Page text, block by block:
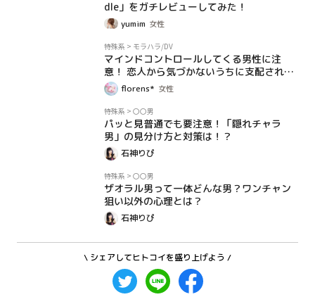
dle」をガチレビューしてみた！
yumim 女性
特殊系 > モラハラ/DV
マインドコントロールしてくる男性に注
意！ 恋人から気づかないうちに支配されて
いない？ チェック項目＆対処法を紹介
florens* 女性
特殊系 > 〇〇男
パッと見普通でも要注意！「隠れチャラ
男」の見分け方と対策は！？
石神りぴ
特殊系 > 〇〇男
ザオラル男って一体どんな男？ワンチャン
狙い以外の心理とは？
石神りぴ
\ シェアしてヒトコイを盛り上げよう /